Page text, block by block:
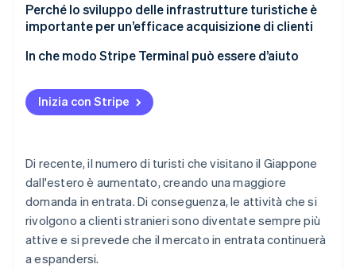
Promuovere tramite social media, siti web e blog
Pubblicare su portali turistici stranieri e siti di
Usare Google Maps
Samurai Theater di Tokyo
Cerimonia del tè in kimono a Maikoya
Città di Kusatsu, prefettura di Gunma
Perché lo sviluppo delle infrastrutture turistiche è
importante per un’efficace acquisizione di clienti
In che modo Stripe Terminal può essere d’aiuto
Inizia con Stripe
Di recente, il numero di turisti che visitano il Giappone
dall'estero è aumentato, creando una maggiore
domanda in entrata. Di conseguenza, le attività che si
rivolgono a clienti stranieri sono diventate sempre più
attive e si prevede che il mercato in entrata continuerà
a espandersi.